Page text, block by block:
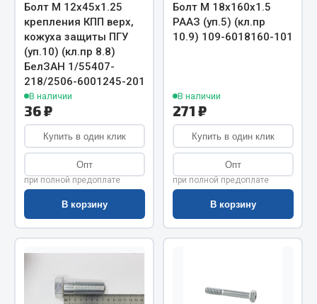
Весь раздел
Цепи подъёмные
Весь раздел
РТИ
Кольца уплотнительные
Лента конвейерная
Манжеты
Патрубки
Рукава высокого давления
Болт М 12х45х1.25
крепления КПП верх,
кожуха защиты ПГУ
(уп.10) (кл.пр 8.8)
БелЗАН 1/55407-
218/2506-6001245-201
В наличии
36 ₽
Купить в один клик
Опт
при полной предоплате
В корзину
Болт М 18х160х1.5
РААЗ (уп.5) (кл.пр
10.9) 109-6018160-101
В наличии
271 ₽
Купить в один клик
Опт
при полной предоплате
В корзину